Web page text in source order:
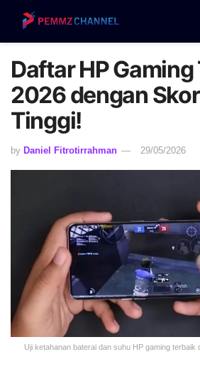
Daftar HP
2026 dengan
Tinggi!
by Daniel Fitrotirrahman 29/05/2026
Uji ketahanan baterai dan suhu HP gaming terbaik